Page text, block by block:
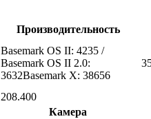
Производительность
Basemark OS II: 4235 /
Basemark OS II 2.0:
3632Basemark X: 38656
208.400
Камера